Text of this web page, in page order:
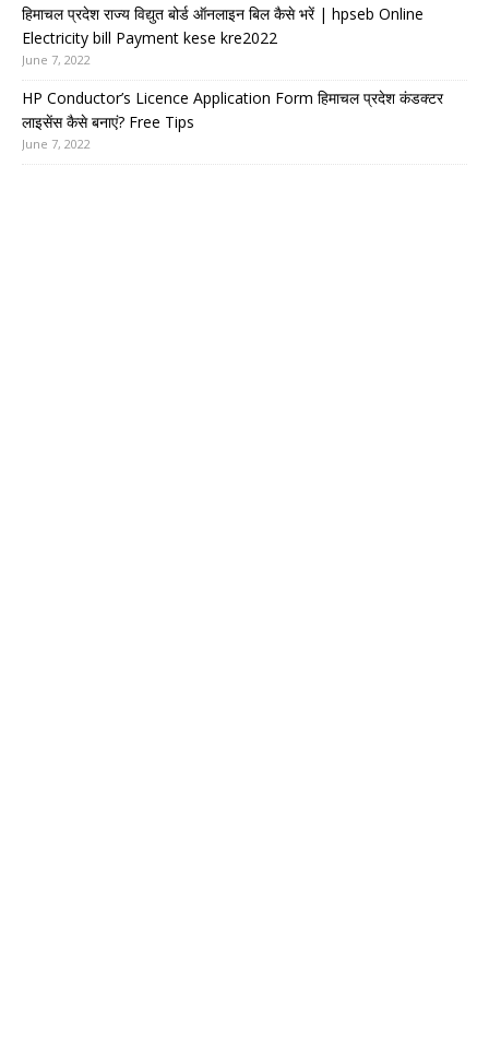
हिमाचल प्रदेश राज्य विद्युत बोर्ड ऑनलाइन बिल कैसे भरें | hpseb Online
Electricity bill Payment kese kre2022
June 7, 2022
HP Conductor’s Licence Application Form हिमाचल प्रदेश कंडक्टर
लाइसेंस कैसे बनाएं? Free Tips
June 7, 2022